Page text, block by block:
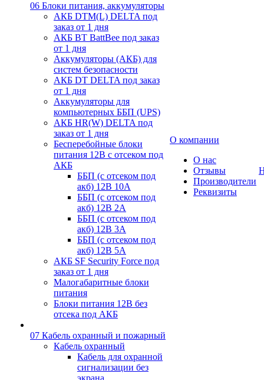
06 Блоки питания, аккумуляторы
АКБ DTM(L) DELTA под
заказ от 1 дня
АКБ BT BattBee под заказ
от 1 дня
Аккумуляторы (АКБ) для
систем безопасности
АКБ DT DELTA под заказ
от 1 дня
Аккумуляторы для
компьютерных ББП (UPS)
АКБ HR(W) DELTA под
заказ от 1 дня
Бесперебойные блоки
питания 12В с отсеком под
АКБ
ББП (с отсеком под
акб) 12В 10А
ББП (с отсеком под
акб) 12В 2А
ББП (с отсеком под
акб) 12В 3А
ББП (с отсеком под
акб) 12В 5А
АКБ SF Security Force под
заказ от 1 дня
Малогабаритные блоки
питания
Блоки питания 12В без
отсека под АКБ
07 Кабель охранный и пожарный
Кабель охранный
Кабель для охранной
сигнализации без
экрана
О компании
О нас
Отзывы
Производители
Реквизиты